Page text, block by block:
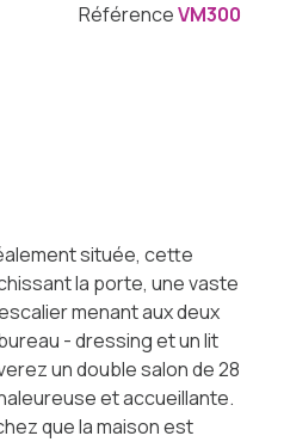
RéférenceVM300
située, cette
la porte, une vaste
menant aux deux
- dressing et un lit
un double salon de 28
et accueillante.
que la maison est